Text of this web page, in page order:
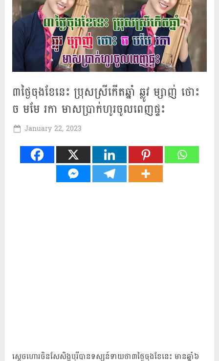
៣ថ្ងៃចុងខែនេះ ប្រុសស្រីកើតឆ្នាំ ឆ្លូវ ម្សាញ់ ថោះ
ច មមែ រកា មាសប្រាក់ហូរចូលពេញផ្ទះ
Posted
January 22, 2023
Khmer
ស្តេច​ហោរ​ចិន​សែ​សិង្ហ​បុរី​បាន​ទស្សន៍​ទាយ​ថា៣ថ្ងៃចុងខែនេះ មាន​ឆ្នាំ​៦​